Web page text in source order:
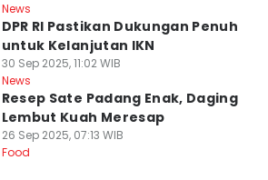
News
DPR RI Pastikan Dukungan Penuh
untuk Kelanjutan IKN
30 Sep 2025, 11:02 WIB
News
Resep Sate Padang Enak, Daging
Lembut Kuah Meresap
26 Sep 2025, 07:13 WIB
Food